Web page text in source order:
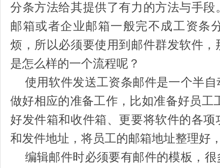
分条方法给其提供了有力的方法与手
邮箱或者企业邮箱一般完不成工资条
烦，所以必须要使用到邮件群发软件
是怎么样的一个流程呢？
使用软件发送工资条邮件是一个半自
做好相应的准备工作，比如准备好员工
好发件箱和收件箱、更要将软件的各
和发件地址，将员工的邮箱地址整理好
编辑邮件时必须要有邮件的模板，很